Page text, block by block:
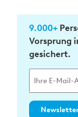
9.000+
Vorsprung
gesichert.